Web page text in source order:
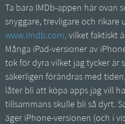
Ta bara IMDb-appen här ovan
snyggare, trevligare och rikare
www.imdb.com, vilket faktiskt
Många iPad-versioner av
tok för dyra vilket jag tycker är
säkerligen förändras med
låter bli att köpa apps jag vill
tillsammans skulle bli så dyrt.
äger iPhone-versionen (och i